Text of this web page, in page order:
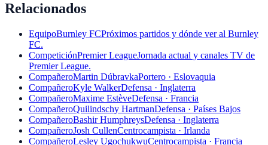
Relacionados
EquipoBurnley FCPróximos partidos y dónde ver al Burnley
FC.
CompeticiónPremier LeagueJornada actual y canales TV de
Premier League.
CompañeroMartin DúbravkaPortero · Eslovaquia
CompañeroKyle WalkerDefensa · Inglaterra
CompañeroMaxime EstèveDefensa · Francia
CompañeroQuilindschy HartmanDefensa · Países Bajos
CompañeroBashir HumphreysDefensa · Inglaterra
CompañeroJosh CullenCentrocampista · Irlanda
CompañeroLesley UgochukwuCentrocampista · Francia